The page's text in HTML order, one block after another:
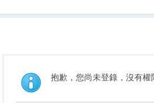
抱歉，您尚未登錄，沒有權